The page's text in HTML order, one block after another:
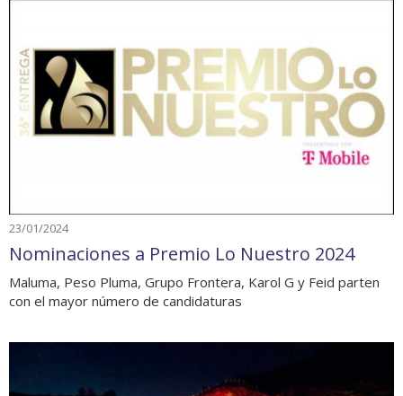
23/01/2024
Nominaciones a Premio Lo Nuestro 2024
Maluma, Peso Pluma, Grupo Frontera, Karol G y Feid parten
con el mayor número de candidaturas